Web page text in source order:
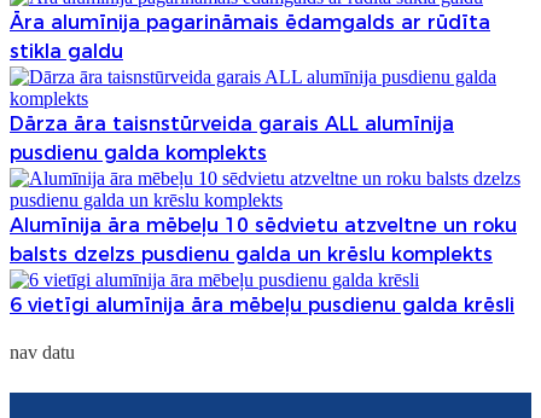
Āra alumīnija pagarināmais ēdamgalds ar rūdīta
stikla galdu
Dārza āra taisnstūrveida garais ALL alumīnija
pusdienu galda komplekts
Alumīnija āra mēbeļu 10 sēdvietu atzveltne un roku
balsts dzelzs pusdienu galda un krēslu komplekts
6 vietīgi alumīnija āra mēbeļu pusdienu galda krēsli
nav datu